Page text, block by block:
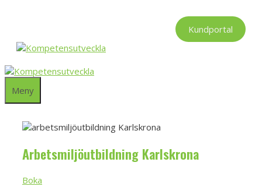
Kundportal
Meny
Arbetsmiljöutbildning Karlskrona
Boka